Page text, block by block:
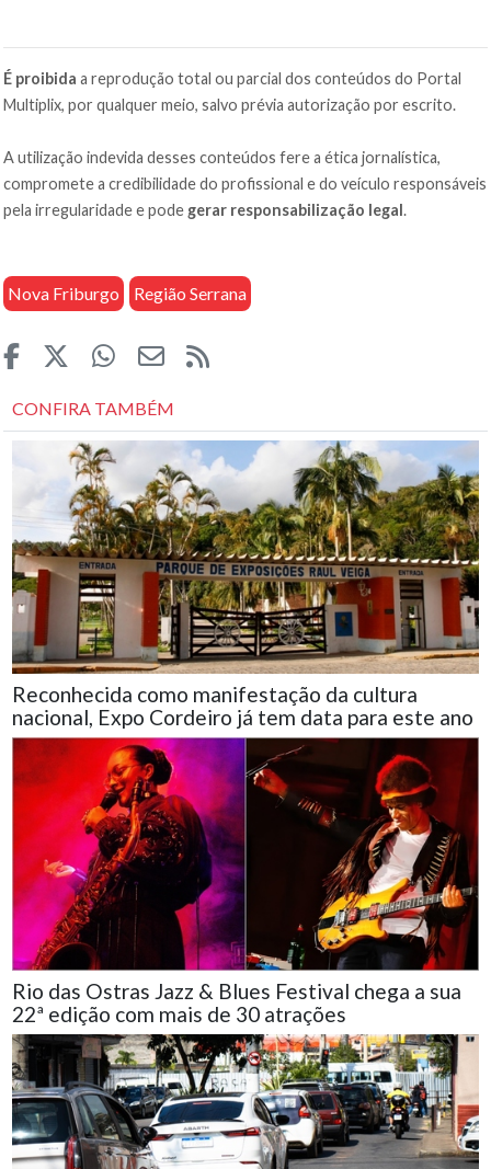
É proibida a reprodução total ou parcial dos conteúdos do Portal
Multiplix, por qualquer meio, salvo prévia autorização por escrito.
A utilização indevida desses conteúdos fere a ética jornalística,
compromete a credibilidade do profissional e do veículo responsáveis
pela irregularidade e pode gerar responsabilização legal.
Nova Friburgo Região Serrana
CONFIRA TAMBÉM
Reconhecida como manifestação da cultura
nacional, Expo Cordeiro já tem data para este ano
Rio das Ostras Jazz & Blues Festival chega a sua
22ª edição com mais de 30 atrações